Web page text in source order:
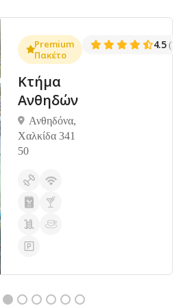
Premium
Πακέτο
Κτήμα
Ανθηδών
Ανθηδόνα,
Χαλκίδα 341
50
4.5